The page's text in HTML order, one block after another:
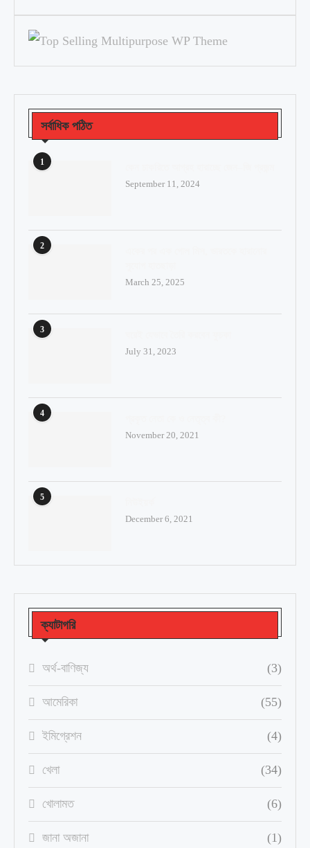
সর্বাধিক পঠিত
1
September 11, 2024
2
March 25, 2025
3
July 31, 2023
4
November 20, 2021
5
December 6, 2021
ক্যাটাগরি
অর্থ-বাণিজ্য (3)
আমেরিকা (55)
ইমিগ্রেশন (4)
খেলা (34)
খোলামত (6)
জানা অজানা (1)